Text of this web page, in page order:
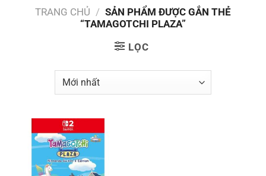
TRANG CHỦ / SẢN PHẨM ĐƯỢC GẮN THẺ
“TAMAGOTCHI PLAZA”
LỌC